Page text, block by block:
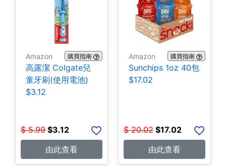
Amazon 購買指南
高露潔 Colgate兒
童牙刷(使用電池)
$3.12
$ 5.99 $3.12
由此查看
Amazon 購買指南
Sunchips 1oz 40包
$17.02
$ 20.02 $17.02
由此查看